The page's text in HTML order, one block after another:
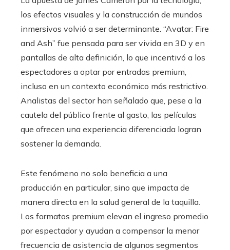
los efectos visuales y la construcción de mundos
inmersivos volvió a ser determinante. “Avatar: Fire
and Ash” fue pensada para ser vivida en 3D y en
pantallas de alta definición, lo que incentivó a los
espectadores a optar por entradas premium,
incluso en un contexto económico más restrictivo.
Analistas del sector han señalado que, pese a la
cautela del público frente al gasto, las películas
que ofrecen una experiencia diferenciada logran
sostener la demanda.
Este fenómeno no solo beneficia a una
producción en particular, sino que impacta de
manera directa en la salud general de la taquilla.
Los formatos premium elevan el ingreso promedio
por espectador y ayudan a compensar la menor
frecuencia de asistencia de algunos segmentos